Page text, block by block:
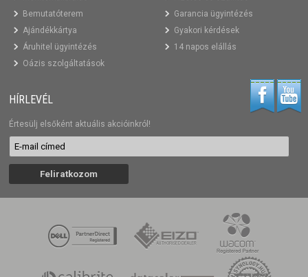
Bemutatóterem
Ajándékkártya
Áruhitel ügyintézés
Oázis szolgáltatások
Garancia ügyintézés
Gyakori kérdések
14 napos elállás
HÍRLEVÉL
Értesülj elsőként aktuális akcióinkról!